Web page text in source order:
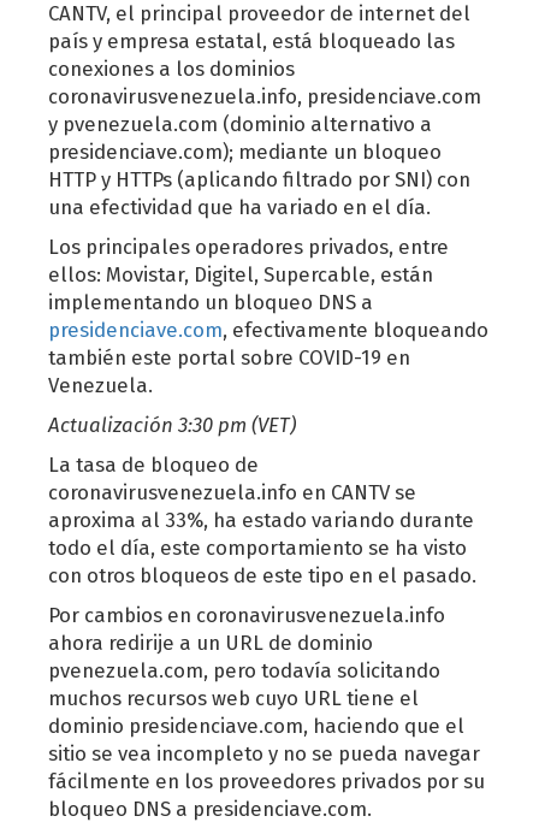
CANTV, el principal proveedor de internet del
país y empresa estatal, está bloqueado las
conexiones a los dominios
coronavirusvenezuela.info, presidenciave.com
y pvenezuela.com (dominio alternativo a
presidenciave.com); mediante un bloqueo
HTTP y HTTPs (aplicando filtrado por SNI) con
una efectividad que ha variado en el día.
Los principales operadores privados, entre
ellos: Movistar, Digitel, Supercable, están
implementando un bloqueo DNS a
presidenciave.com, efectivamente bloqueando
también este portal sobre COVID-19 en
Venezuela.
Actualización 3:30 pm (VET)
La tasa de bloqueo de
coronavirusvenezuela.info en CANTV se
aproxima al 33%, ha estado variando durante
todo el día, este comportamiento se ha visto
con otros bloqueos de este tipo en el pasado.
Por cambios en coronavirusvenezuela.info
ahora redirije a un URL de dominio
pvenezuela.com, pero todavía solicitando
muchos recursos web cuyo URL tiene el
dominio presidenciave.com, haciendo que el
sitio se vea incompleto y no se pueda navegar
fácilmente en los proveedores privados por su
bloqueo DNS a presidenciave.com.